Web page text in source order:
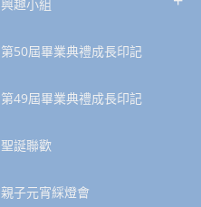
興趣小組
第50屆畢業典禮成長印記
第49屆畢業典禮成長印記
聖誕聯歡
親子元宵綵燈會